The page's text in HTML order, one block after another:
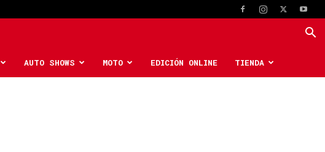
AUTO SHOWS MOTO EDICIÓN ONLINE TIENDA